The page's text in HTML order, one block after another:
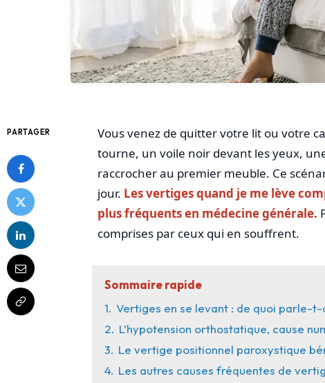
PARTAGER
Vous venez de quitter votre lit ou votre
tourne, un voile noir devant les yeux,
raccrocher au premier meuble. Ce
jour. Les vertiges quand je me lève
plus fréquents en médecine générale.
comprises par ceux qui en souffrent.
Sommaire rapide
1. Vertiges en se levant : de quoi parle-
2. L’hypotension orthostatique, cause
3. Le vertige positionnel paroxystique
4. Les autres causes fréquentes de